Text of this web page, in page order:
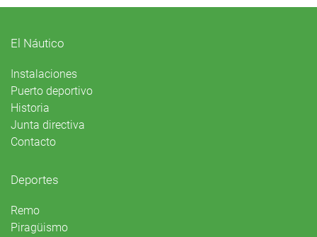
El Náutico
Instalaciones
Puerto deportivo
Historia
Junta directiva
Contacto
Deportes
Remo
Piragüismo